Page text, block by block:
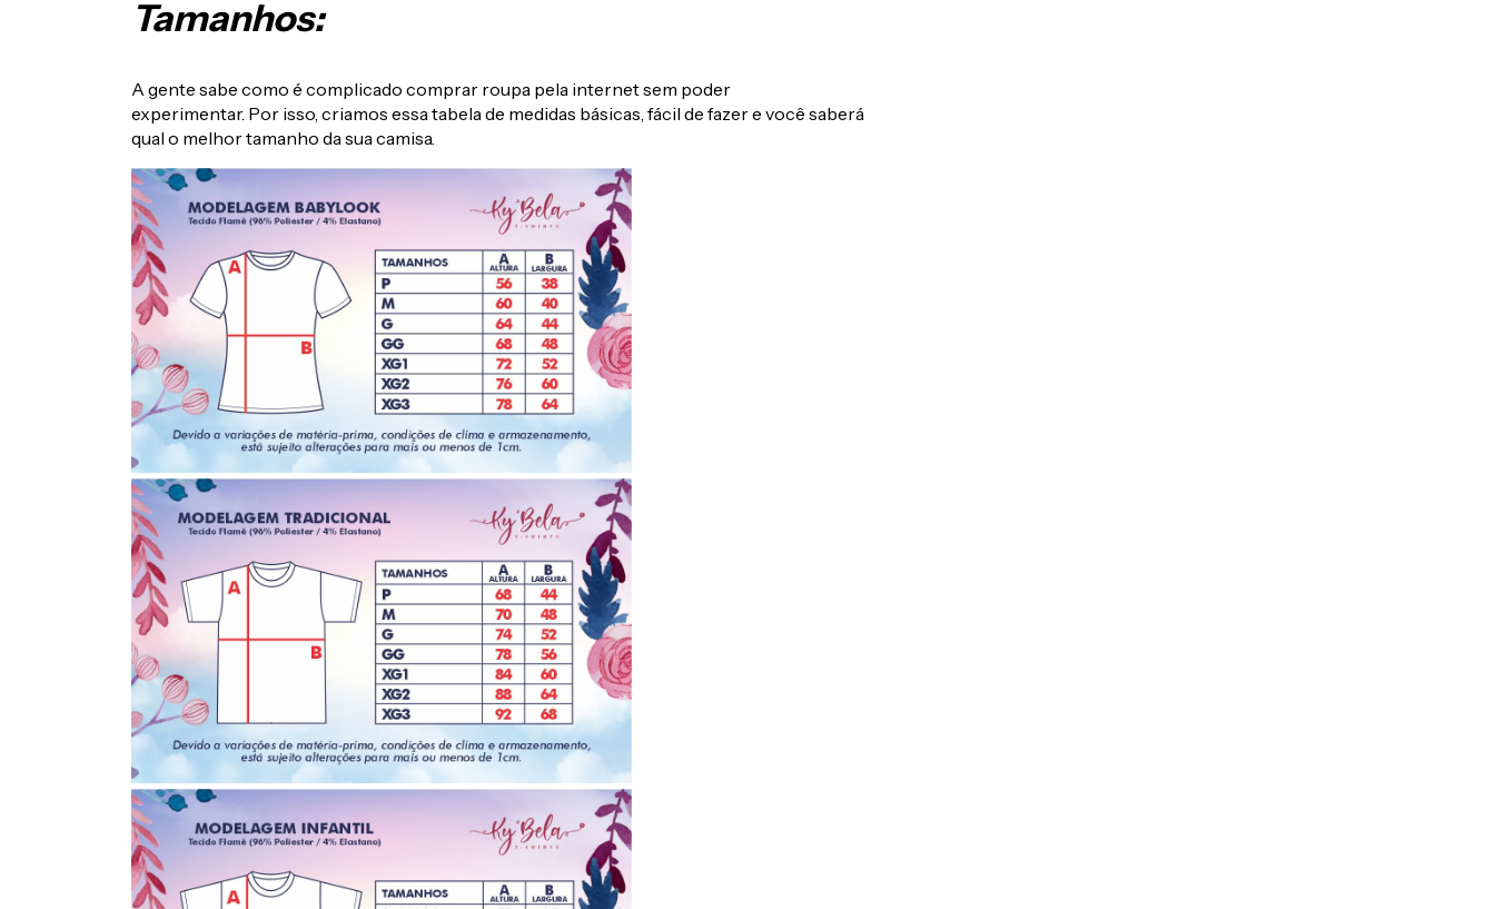
Tamanhos:
A gente sabe como é complicado comprar roupa pela internet sem poder
experimentar. Por isso, criamos essa tabela de medidas básicas, fácil de fazer e você saberá
qual o melhor tamanho da sua camisa.